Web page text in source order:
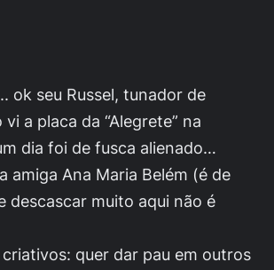
ok seu Russel, tunador de
a placa da “Alegrete” na
dia foi de fusca alienado…
amiga Ana Maria Belém (é de
descascar muito aqui não é
quer dar pau em outros